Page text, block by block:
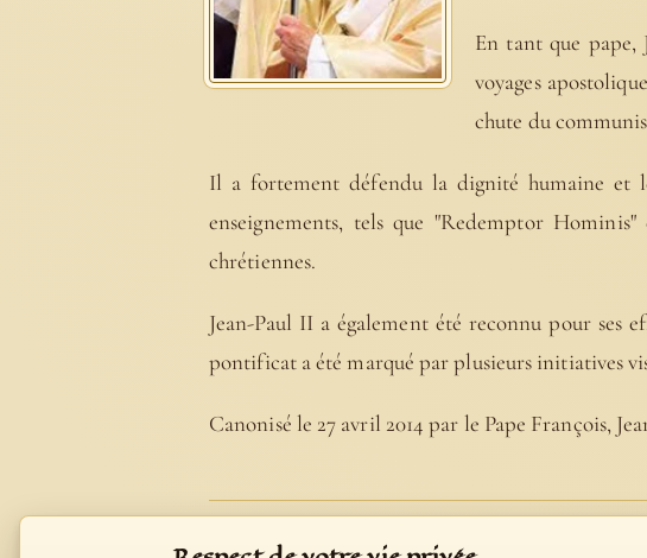
En tant que pape,
voyages
chute du
Il a fortement défendu la dignité humaine et
enseignements, tels que "Redemptor
chrétiennes.
Jean-Paul II a également été reconnu pour
pontificat a été marqué par plusieurs initiatives
Canonisé le 27 avril 2014 par le Pape François,
535 commentaires de Pape